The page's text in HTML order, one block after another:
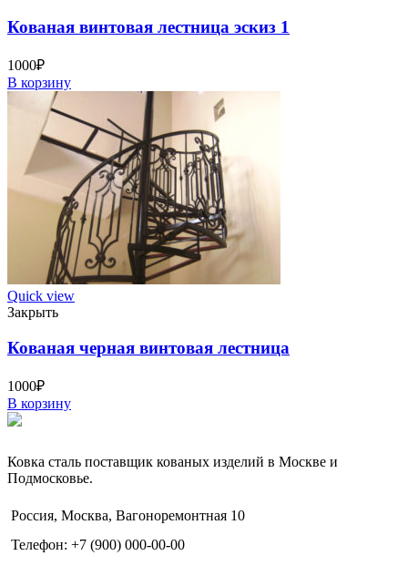
Кованая винтовая лестница эскиз 1
1000₽
В корзину
Quick view
Закрыть
Кованая черная винтовая лестница
1000₽
В корзину
Ковка сталь поставщик кованых изделий в Москве и
Подмосковье.
Россия, Москва, Вагоноремонтная 10
Телефон: +7 (900) 000-00-00